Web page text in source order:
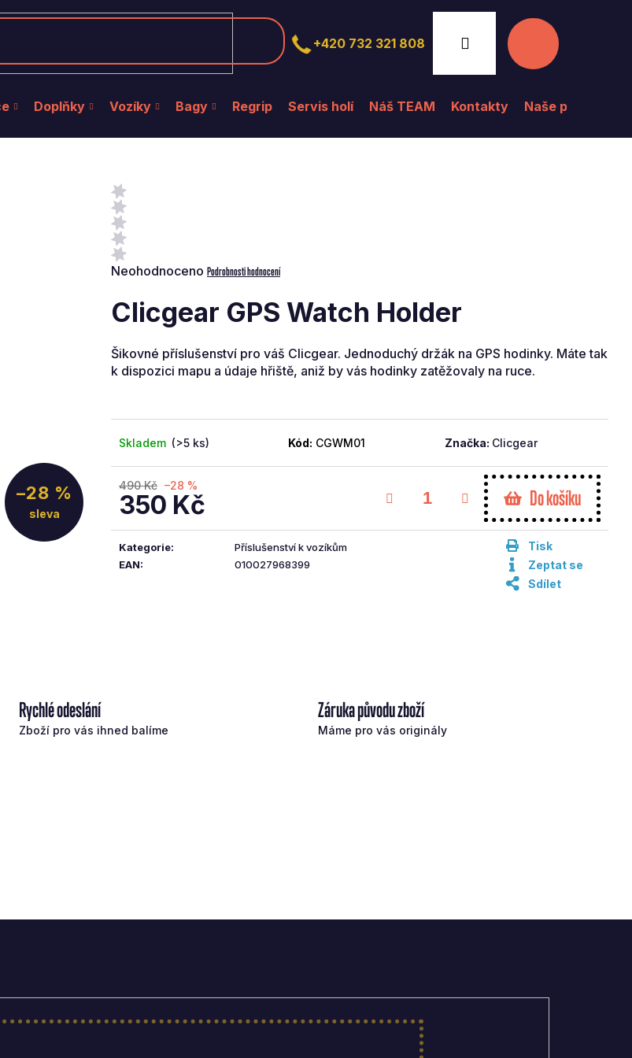
Doplňky Vozíky Bagy Regrip Servis holí Náš TEAM Kontakty Naše prodejna
+420 732 321 808 Přihlášení Nákupní
Průměrné
produktu
je
z
5
hvězdiček.
Neohodnoceno Podrobnosti hodnocení
Clicgear GPS Watch Holder
Šikovné příslušenství pro váš Clicgear. Jednoduchý držák na GPS hodinky. Máte tak
k dispozici mapu a údaje hřiště, aniž by vás hodinky zatěžovaly na ruce.
Skladem (>5 ks) Kód: CGWM01 Značka: Clicgear
490 Kč –28 %
350 Kč Do košíku
Kategorie:
Příslušenství k vozíkům
EAN: 010027968399
Tisk
Zeptat se
Sdílet
–28 %
Rychlé odeslání
Zboží pro vás ihned balíme
Záruka původu zboží
Máme pro vás originály